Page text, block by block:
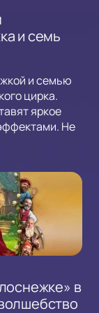
и семь
и семью
цирка.
яркое
Не
в